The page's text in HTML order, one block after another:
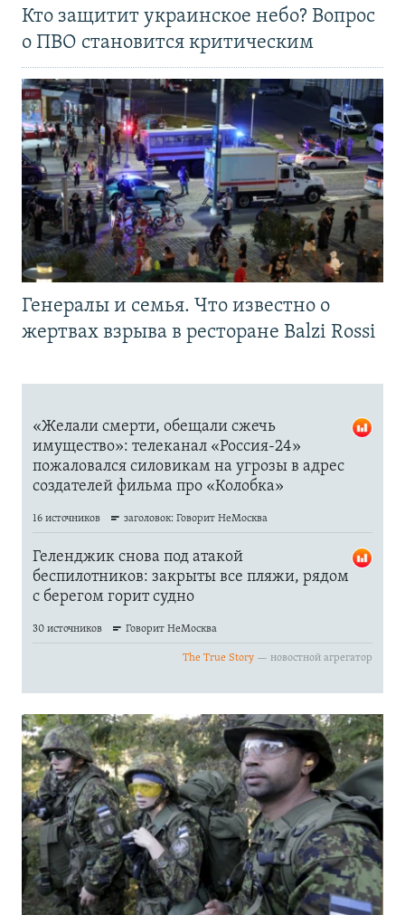
Кто защитит украинское небо? Вопрос
о ПВО становится критическим
Генералы и семья. Что известно о
жертвах взрыва в ресторане Balzi Rossi